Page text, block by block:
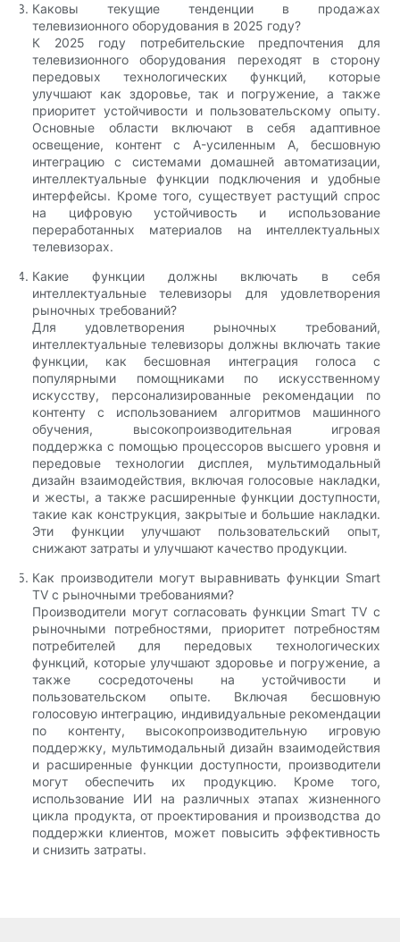
Каковы текущие тенденции в продажах
телевизионного оборудования в 2025 году?
К 2025 году потребительские предпочтения для
телевизионного оборудования переходят в сторону
передовых технологических функций, которые
улучшают как здоровье, так и погружение, а также
приоритет устойчивости и пользовательскому опыту.
Основные области включают в себя адаптивное
освещение, контент с A-усиленным A, бесшовную
интеграцию с системами домашней автоматизации,
интеллектуальные функции подключения и удобные
интерфейсы. Кроме того, существует растущий спрос
на цифровую устойчивость и использование
переработанных материалов на интеллектуальных
телевизорах.
Какие функции должны включать в себя
интеллектуальные телевизоры для удовлетворения
рыночных требований?
Для удовлетворения рыночных требований,
интеллектуальные телевизоры должны включать такие
функции, как бесшовная интеграция голоса с
популярными помощниками по искусственному
искусству, персонализированные рекомендации по
контенту с использованием алгоритмов машинного
обучения, высокопроизводительная игровая
поддержка с помощью процессоров высшего уровня и
передовые технологии дисплея, мультимодальный
дизайн взаимодействия, включая голосовые накладки,
и жесты, а также расширенные функции доступности,
такие как конструкция, закрытые и большие накладки.
Эти функции улучшают пользовательский опыт,
снижают затраты и улучшают качество продукции.
Как производители могут выравнивать функции Smart
TV с рыночными требованиями?
Производители могут согласовать функции Smart TV с
рыночными потребностями, приоритет потребностям
потребителей для передовых технологических
функций, которые улучшают здоровье и погружение, а
также сосредоточены на устойчивости и
пользовательском опыте. Включая бесшовную
голосовую интеграцию, индивидуальные рекомендации
по контенту, высокопроизводительную игровую
поддержку, мультимодальный дизайн взаимодействия
и расширенные функции доступности, производители
могут обеспечить их продукцию. Кроме того,
использование ИИ на различных этапах жизненного
цикла продукта, от проектирования и производства до
поддержки клиентов, может повысить эффективность
и снизить затраты.